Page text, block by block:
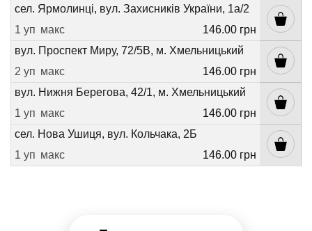
сел. Ярмолинці, вул. Захисників України, 1а/2
1 уп макс
146.00 грн
вул. Проспект Миру, 72/5В, м. Хмельницький
2 уп макс
146.00 грн
вул. Нижня Берегова, 42/1, м. Хмельницький
1 уп макс
146.00 грн
сел. Нова Ушиця, вул. Кольчака, 2Б
1 уп макс 146.00 грн